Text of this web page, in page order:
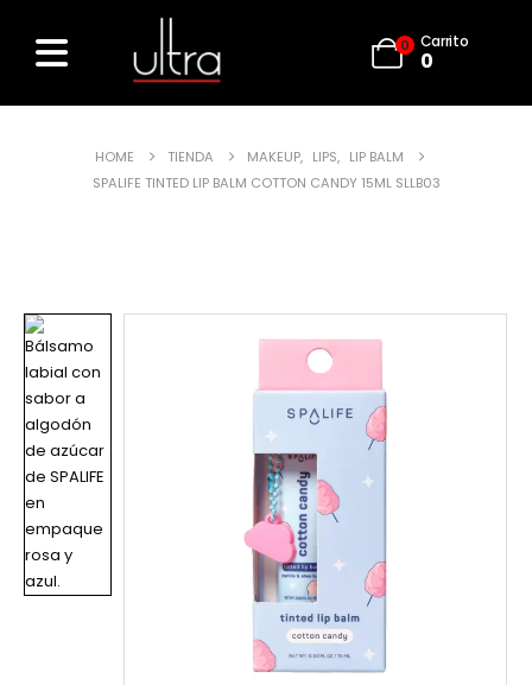
0 Carrito
0
HOME TIENDA MAKEUP, LIPS, LIP BALM
SPALIFE TINTED LIP BALM COTTON CANDY 15ML SLLB03